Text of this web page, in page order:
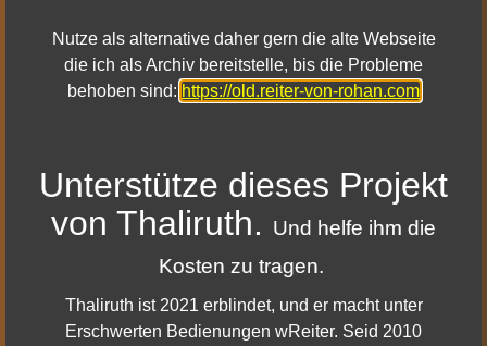
Nutze als alternative daher gern die alte Webseite
die ich als Archiv bereitstelle, bis die Probleme
behoben sind: https://old.reiter-von-rohan.com
Unterstütze dieses Projekt
von Thaliruth.
Und helfe ihm die
Kosten zu tragen.
Thaliruth ist 2021 erblindet, und er macht unter
Erschwerten Bedienungen wReiter. Seid 2010